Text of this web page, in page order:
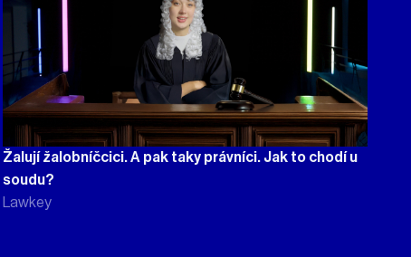
Žalují žalobníčcici. A pak taky právníci. Jak to chodí u
soudu?
Lawkey